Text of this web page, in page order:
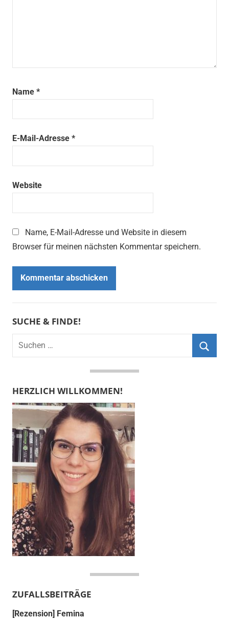
Name *
E-Mail-Adresse *
Website
Name, E-Mail-Adresse und Website in diesem
Browser für meinen nächsten Kommentar speichern.
SUCHE & FINDE!
Suchen
HERZLICH WILLKOMMEN!
ZUFALLSBEITRÄGE
[Rezension] Femina